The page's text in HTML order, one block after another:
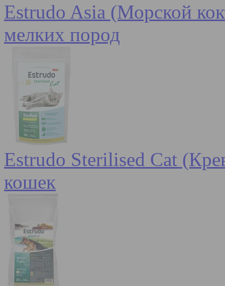
Estrudo Asia (Морской
мелких пород
Estrudo Sterilised Cat
кошек